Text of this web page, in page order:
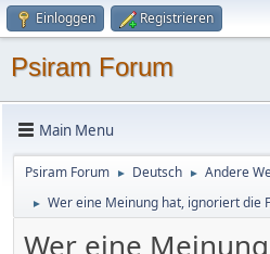
Einloggen Registrieren
Psiram Forum
Main Menu
Psiram Forum ► Deutsch ► Andere
► Wer eine Meinung hat, ignoriert die
Wer eine